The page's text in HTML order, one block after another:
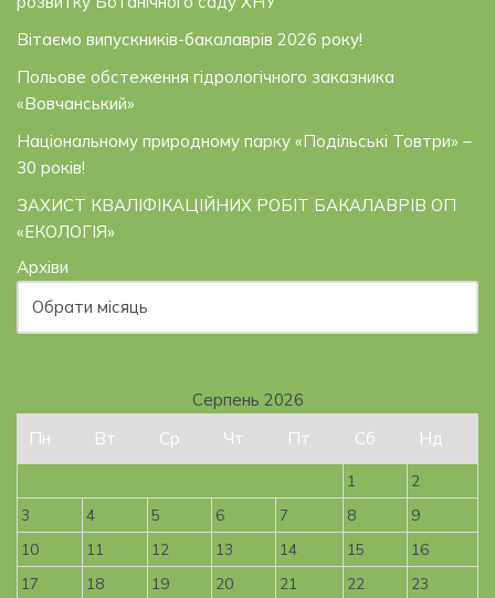
Вітаємо випускників-бакалаврів 2026 року!
Польове обстеження гідрологічного заказника
«Вовчанський»
Національному природному парку «Подільські Товтри» –
30 років!
ЗАХИСТ КВАЛІФІКАЦІЙНИХ РОБІТ БАКАЛАВРІВ ОП
«ЕКОЛОГІЯ»
Архіви
Серпень 2026
Пн
Вт Ср Чт Пт Сб Нд
1
2
3
4 5 6 7 8
9
10
11 12 13 14 15
16
17
18 19 20 21 22 23